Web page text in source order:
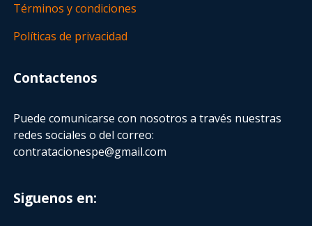
Términos y condiciones
Políticas de privacidad
Contactenos
Puede comunicarse con nosotros a través nuestras
redes sociales o del correo:
contratacionespe@gmail.com
Siguenos en: